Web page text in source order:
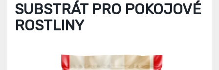
SUBSTRÁT PRO POKOJOVÉ
ROSTLINY